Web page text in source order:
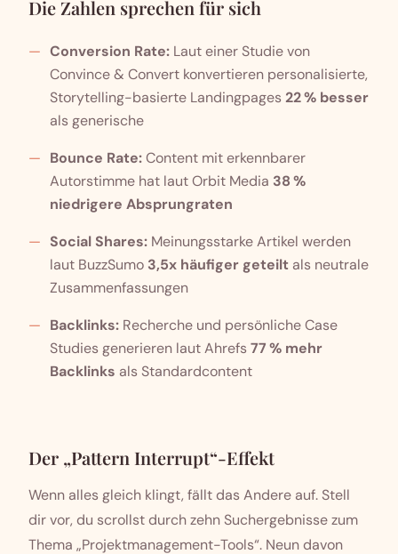
Die Zahlen sprechen für sich
Conversion Rate: Laut einer Studie von
Convince & Convert konvertieren personalisierte,
Storytelling-basierte Landingpages22 % besser
als generische
Bounce Rate:Content mit erkennbarer
Autorstimme hat laut Orbit Media 38 %
niedrigere Absprungraten
Social Shares: Meinungsstarke Artikel werden
laut BuzzSumo 3,5x häufiger geteilt als neutrale
Zusammenfassungen
Backlinks: Recherche und persönliche Case
Studies generieren laut Ahrefs77 % mehr
Backlinks als Standardcontent
Der „Pattern Interrupt“-Effekt
Wenn alles gleich klingt, fällt das Andere auf. Stell
dir vor, du scrollst durch zehn Suchergebnisse zum
Thema „Projektmanagement-Tools“. Neun davon